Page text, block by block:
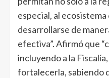
especial, al
desarrollarse de
efectiva”. Afirmó que
incluyendo a la
fortalecerla, sabiendo